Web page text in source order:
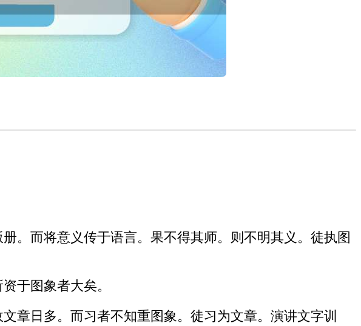
。而将意义传于语言。果不得其师。则不明其义。徒执图
于图象者大矣。
章日多。而习者不知重图象。徒习为文章。演讲文字训